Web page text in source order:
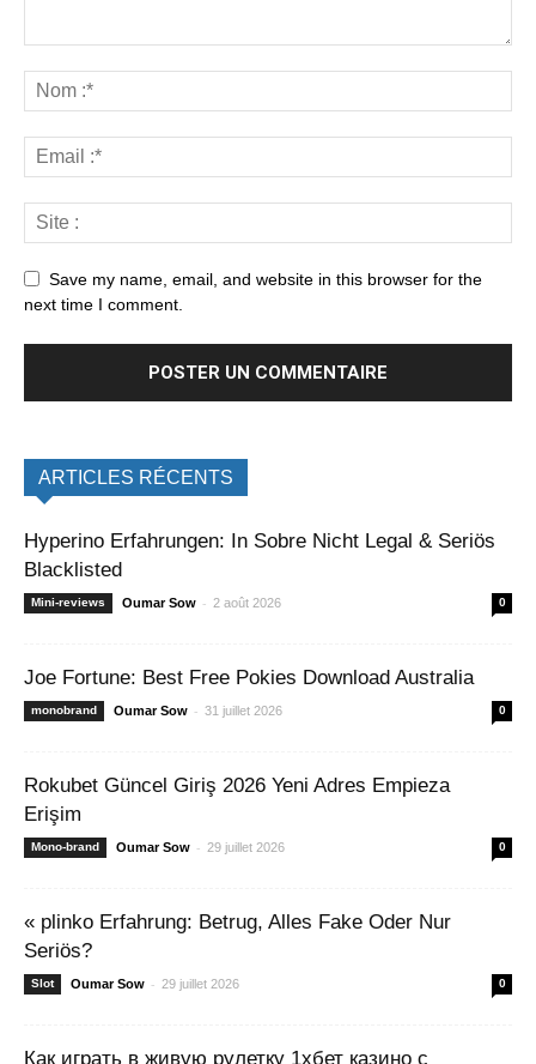
Save my name, email, and website in this browser for the
next time I comment.
ARTICLES RÉCENTS
Hyperino Erfahrungen: In Sobre Nicht Legal & Seriös
Blacklisted
Mini-reviews Oumar Sow - 2 août 2026 0
Joe Fortune: Best Free Pokies Download Australia
monobrand Oumar Sow - 31 juillet 2026 0
Rokubet Güncel Giriş 2026 Yeni Adres Empieza
Erişim
Mono-brand Oumar Sow - 29 juillet 2026 0
« plinko Erfahrung: Betrug, Alles Fake Oder Nur
Seriös?
Slot Oumar Sow - 29 juillet 2026 0
Как играть в живую рулетку 1хбет казино с